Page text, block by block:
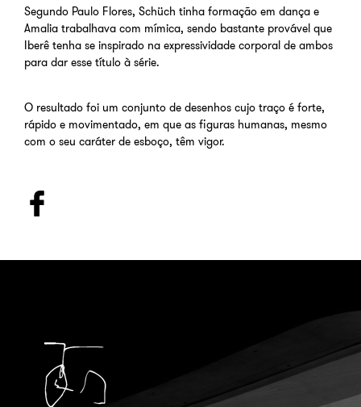
Segundo Paulo Flores, Schüch tinha formação em dança e
Amalia trabalhava com mímica, sendo bastante provável que
Iberê tenha se inspirado na expressividade corporal de ambos
para dar esse título à série.
O resultado foi um conjunto de desenhos cujo traço é forte,
rápido e movimentado, em que as figuras humanas, mesmo
com o seu caráter de esboço, têm vigor.